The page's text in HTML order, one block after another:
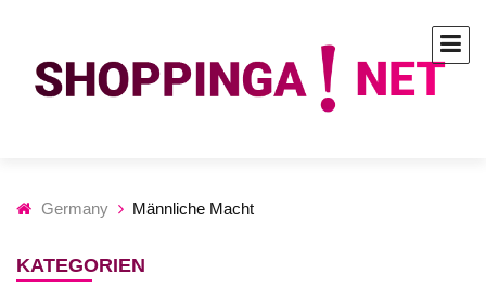
Germany Männliche Macht
KATEGORIEN